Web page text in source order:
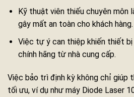
Kỹ thuật viên thiếu chuyên môn
gây mất an toàn cho khách hàng.
Việc tự ý can thiệp khiến thiết
chính hãng từ nhà cung cấp.
Việc bảo trì định kỳ không chỉ giúp
tối ưu, ví dụ như máy Diode Laser